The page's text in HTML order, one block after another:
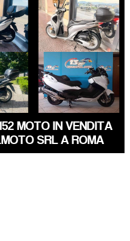
€
HONDA SH
€ 2.490 €
€
SUZUKI
BURGMAN-650
€ 5.890 €
MOTO IN VENDITA
SRL A ROMA